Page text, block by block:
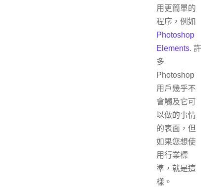
用更簡單的
程序，例如
Photoshop
Elements. 許
多
Photoshop
用戶幾乎不
會觸及它可
以做的事情
的表面，但
如果您想使
用行業標
準，就是這
樣。